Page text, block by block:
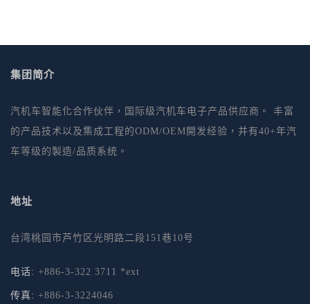
集团简介
汽机车智能化合作伙伴，国际级汽机车电子产品供应商。 丰富
的产品技术以及集成工程的ODM/OEM開发经验，并有40+年汽
车等级的製造/品质系统。
地址
台湾桃园市芦竹区光明路二段151巷10号
电话: +886-3-322 3711 *ext
传真: +886-3-3224046